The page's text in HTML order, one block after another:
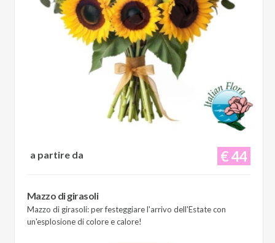
€ 44
a partire da
Mazzo di girasoli
Mazzo di girasoli: per festeggiare l'arrivo dell'Estate con
un'esplosione di colore e calore!